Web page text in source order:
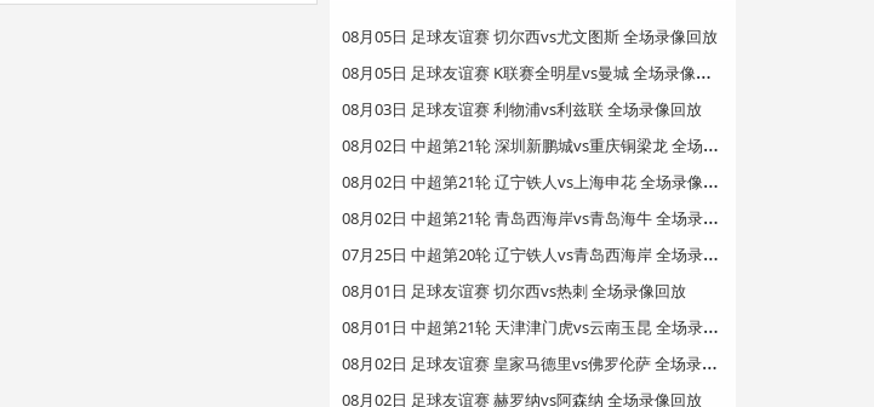
08月05日 足球友谊赛 切尔西vs尤文图斯 全场录像回放
0
8月05日 足球友谊赛 K联赛全明星vs曼城 全场录像回放
08月03日 足球友谊赛 利物浦vs利兹联 全场录像回放
0
8月02日 中超第21轮 深圳新鹏城vs重庆铜梁龙 全场录像回放
0
8月02日 中超第21轮 辽宁铁人vs上海申花 全场录像回放
0
8月02日 中超第21轮 青岛西海岸vs青岛海牛 全场录像回放
0
7月25日 中超第20轮 辽宁铁人vs青岛西海岸 全场录像回放
08月01日 足球友谊赛 切尔西vs热刺 全场录像回放
0
8月01日 中超第21轮 天津津门虎vs云南玉昆 全场录像回放
0
8月02日 足球友谊赛 皇家马德里vs佛罗伦萨 全场录像回放
08月02日 足球友谊赛 赫罗纳vs阿森纳 全场录像回放